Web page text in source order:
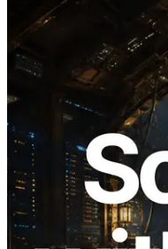
2026.08.05
ERPC 扩展